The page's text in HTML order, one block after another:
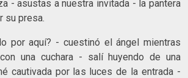
- asustas a nuestra invitada - la pantera
su presa.
por aquí? - cuestinó el ángel mientras
una cuchara - salí huyendo de una
cautivada por las luces de la entrada -